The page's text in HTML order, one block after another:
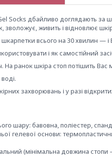
Socks дбайливо доглядають за
зволожує, живить і відновлює
всього на 30 хвилин — і
і як самостійний
ранок шкіра стоп потішить Вас
захворювань і у разі
шару: бавовна, поліестер,
гелевої основи:
(мінімальна довжина